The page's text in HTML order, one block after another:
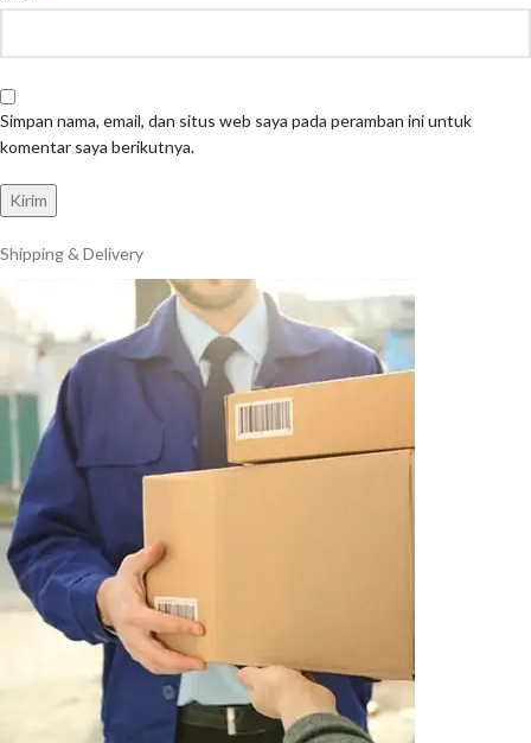
Simpan nama, email, dan situs web saya pada peramban ini untuk
komentar saya berikutnya.
Shipping & Delivery